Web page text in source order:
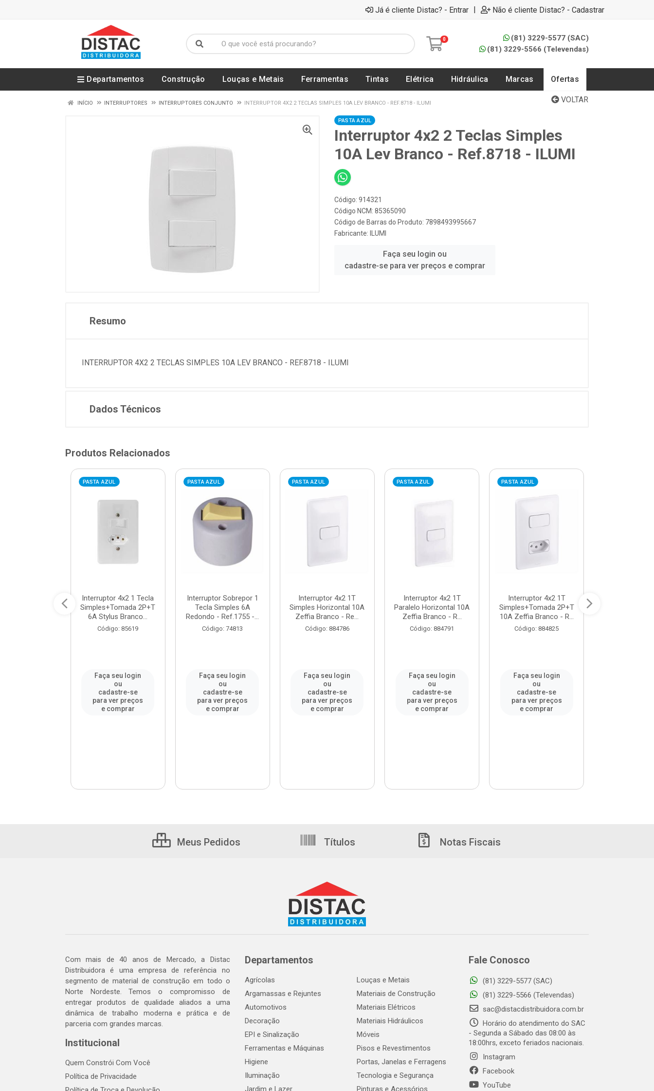
Já é cliente Distac? - Entrar | Não é cliente Distac? - Cadastrar
0
(81) 3229-5577 (SAC)
(81) 3229-5566 (Televendas)
Departamentos Construção Louças e Metais Ferramentas Tintas Elétrica Hidráulica Marcas Ofertas
VOLTAR
INÍCIO INTERRUPTORES INTERRUPTORES CONJUNTO INTERRUPTOR 4X2 2 TECLAS SIMPLES 10A LEV BRANCO - REF.8718 - ILUMI
PASTA AZUL
Interruptor 4x2 2 Teclas Simples
10A Lev Branco - Ref.8718 - ILUMI
Código: 914321
Código NCM: 85365090
Código de Barras do Produto: 7898493995667
Fabricante:
ILUMI
Faça seu login ou
cadastre-se para ver preços e comprar
Resumo
INTERRUPTOR 4X2 2 TECLAS SIMPLES 10A LEV BRANCO - REF.8718 - ILUMI
Dados Técnicos
Produtos Relacionados
PASTA AZUL
Interruptor 4x2 1 Tecla
Simples+Tomada 2P+T
6A Stylus Branco...
Código: 85619
Faça seu login
ou
cadastre-se
para ver preços
e comprar
PASTA AZUL
Interruptor Sobrepor 1
Tecla Simples 6A
Redondo - Ref.1755 -...
Código: 74813
Faça seu login
ou
cadastre-se
para ver preços
e comprar
PASTA AZUL
Interruptor 4x2 1T
Simples Horizontal 10A
Zeffia Branco - Re...
Código: 884786
Faça seu login
ou
cadastre-se
para ver preços
e comprar
PASTA AZUL
Interruptor 4x2 1T
Paralelo Horizontal 10A
Zeffia Branco - R...
Código: 884791
Faça seu login
ou
cadastre-se
para ver preços
e comprar
PASTA AZUL
Interruptor 4x2 1T
Simples+Tomada 2P+T
10A Zeffia Branco - R...
Código: 884825
Faça seu login
ou
cadastre-se
para ver preços
e comprar
Meus Pedidos Títulos Notas Fiscais
Com mais de 40 anos de Mercado, a Distac
Distribuidora é uma empresa de referência no
segmento de material de construção em todo o
Norte Nordeste. Temos o compromisso de
entregar produtos de qualidade aliados a uma
dinâmica de trabalho moderna e prática e de
parceria com grandes marcas.
Institucional
Quem Constrói Com Você
Política de Privacidade
Departamentos
Agrícolas
Argamassas e Rejuntes
Automotivos
Decoração
EPI e Sinalização
Ferramentas e Máquinas
Higiene
Iluminação
Jardim e Lazer
Louças e Metais
Materiais de Construção
Materiais Elétricos
Materiais Hidráulicos
Móveis
Pisos e Revestimentos
Portas, Janelas e Ferragens
Tecnologia e Segurança
Pinturas e Acessórios
Fale Conosco
(81) 3229-5577 (SAC)
(81) 3229-5566 (Televendas)
sac@distacdistribuidora.com.br
Horário do atendimento do SAC
- Segunda a Sábado das 08:00 às
18:00hrs, exceto feriados nacionais.
Instagram
Facebook
YouTube